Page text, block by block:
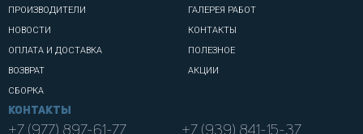
ПРОИЗВОДИТЕЛИ
НОВОСТИ
ОПЛАТА И ДОСТАВКА
ВОЗВРАТ
СБОРКА
ГАЛЕРЕЯ РАБОТ
КОНТАКТЫ
ПОЛЕЗНОЕ
АКЦИИ
Контакты
+7 (977) 897-61-77 +7 (939) 841-15-37